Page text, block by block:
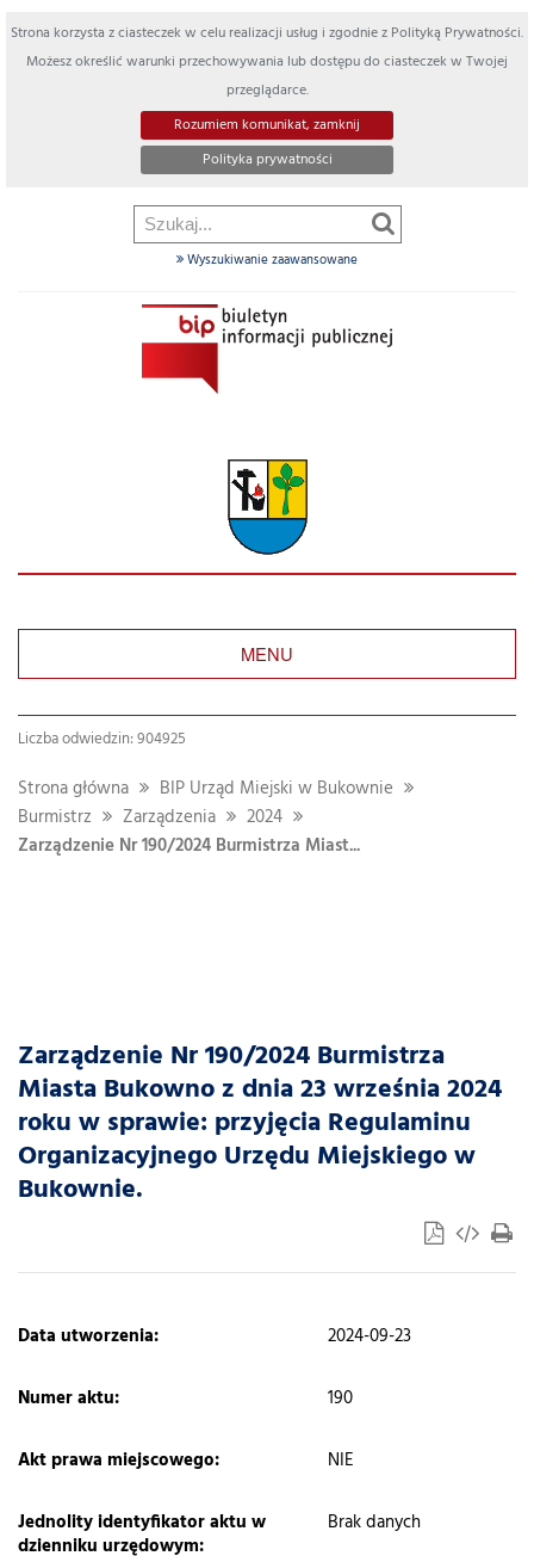
Strona korzysta z ciasteczek w celu realizacji usług i zgodnie z Polityką Prywatności.
Możesz określić warunki przechowywania lub dostępu do ciasteczek w Twojej
przeglądarce.
Rozumiem komunikat, zamknij
Polityka prywatności
Wyszukiwanie zaawansowane
MENU
Liczba odwiedzin: 904925
Strona główna
BIP Urząd Miejski w Bukownie
Burmistrz
Zarządzenia
2024
Zarządzenie Nr 190/2024 Burmistrza Miast...
Zarządzenie Nr 190/2024 Burmistrza
Miasta Bukowno z dnia 23 września 2024
roku w sprawie: przyjęcia Regulaminu
Organizacyjnego Urzędu Miejskiego w
Bukownie.
​Data utworzenia: 2024-09-23
Numer aktu: 190
Akt prawa miejscowego: NIE
Jednolity identyfikator aktu w
dzienniku urzędowym:
Brak danych